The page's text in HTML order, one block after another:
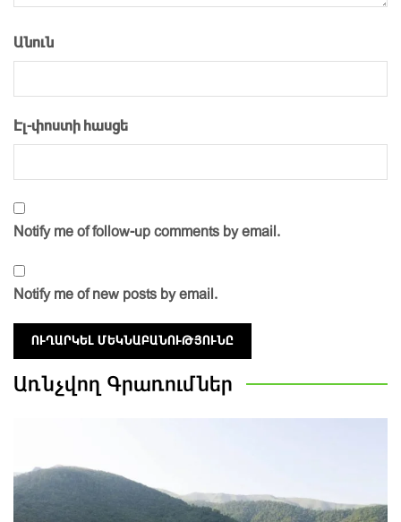
Անուն
Էլ-փոստի հասցե
Notify me of follow-up comments by email.
Notify me of new posts by email.
Առնչվող Գրառումներ